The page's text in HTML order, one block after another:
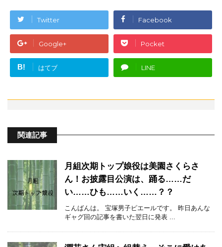
Twitter Facebook
Google+ Pocket
B! はてブ LINE
関連記事
月組次期トップ娘役は美園さくらさ
ん！お披露目公演は、踊る……だ
い……ひも……いく……？？
こんばんは。 宝塚男子ピエールです。 昨日あんな
ギャグ回の記事を書いた翌日に発表 ...